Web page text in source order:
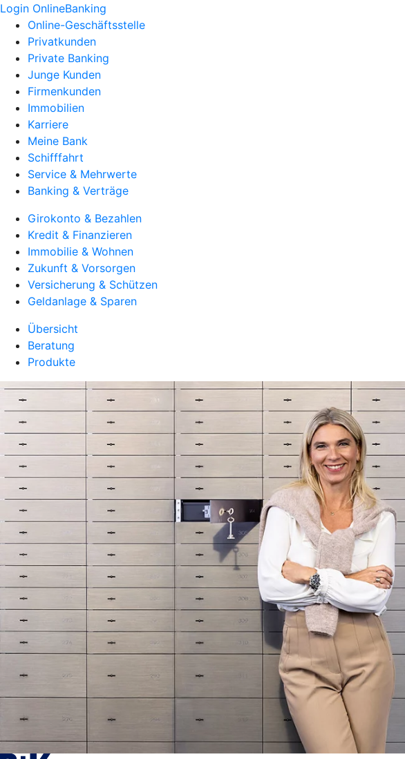
Login OnlineBanking
Online-Geschäftsstelle
Privatkunden
Private Banking
Junge Kunden
Firmenkunden
Immobilien
Karriere
Meine Bank
Schifffahrt
Service & Mehrwerte
Banking & Verträge
Girokonto & Bezahlen
Kredit & Finanzieren
Immobilie & Wohnen
Zukunft & Vorsorgen
Versicherung & Schützen
Geldanlage & Sparen
Übersicht
Beratung
Produkte